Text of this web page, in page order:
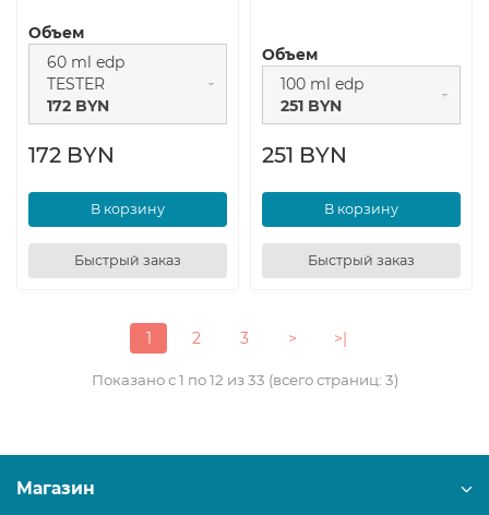
Объем
60 ml edp
TESTER
172 BYN
172 BYN
В корзину
Быстрый заказ
Объем
100 ml edp
251 BYN
251 BYN
В корзину
Быстрый заказ
1 2 3 > >|
Показано с 1 по 12 из 33 (всего страниц: 3)
Магазин